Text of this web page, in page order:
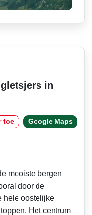
in
toe Google Maps
mooiste bergen
door de
hele oostelijke
Het centrum